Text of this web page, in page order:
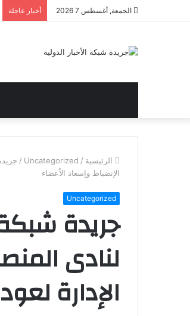
الجمعة, أغسطس 7 2026 أخبار عاجلة
الرئيسية /
Uncategorized
/
الإنضباط واٍسعاد الاٌعضاء
Uncategorized
جريدة شبكة
لنادى
الإدارة